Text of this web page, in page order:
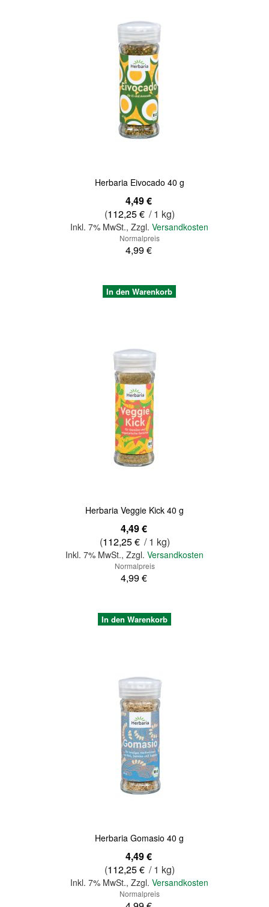
Herbaria Eivocado 40 g
4,49 €
(112,25 € / 1 kg)
Inkl. 7% MwSt.,Zzgl.Versandkosten
Normalpreis
4,99 €
In den Warenkorb
Herbaria Veggie Kick 40 g
4,49 €
(112,25 € / 1 kg)
Inkl. 7% MwSt., Zzgl. Versandkosten
Normalpreis
4,99 €
In den Warenkorb
Herbaria Gomasio 40 g
4,49 €
(112,25 € / 1 kg)
Inkl. 7% MwSt.,Zzgl.Versandkosten
Normalpreis